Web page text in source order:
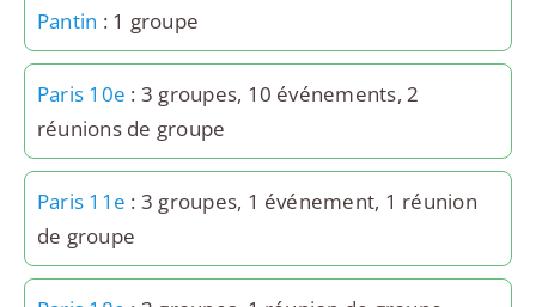
Pantin : 1 groupe
Paris 10e : 3 groupes, 10 événements, 2
réunions de groupe
Paris 11e : 3 groupes, 1 événement, 1 réunion
de groupe